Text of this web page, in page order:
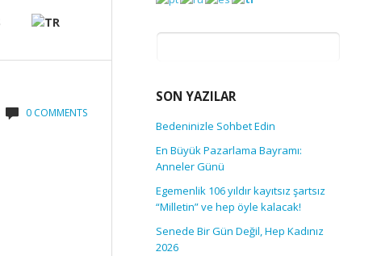
0 COMMENTS
Arama:
SON YAZILAR
Bedeninizle Sohbet Edin
En Büyük Pazarlama Bayramı:
Anneler Günü
Egemenlik 106 yıldır kayıtsız şartsız
“Milletin” ve hep öyle kalacak!
Senede Bir Gün Değil, Hep Kadınız
2026